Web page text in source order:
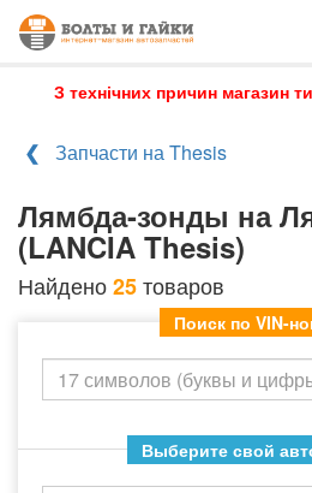
З технічних причин магазин
Запчасти на Thesis
Лямбда-зонды на
(LANCIA Thesis)
Найдено25товаров
Поиск по VIN-
Выберите свой